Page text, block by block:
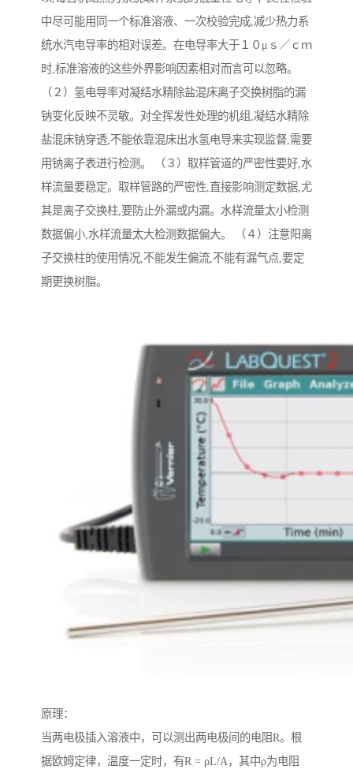
中尽可能用同一个标准溶液、一次校验完成,减少热力系
统水汽电导率的相对误差。在电导率大于１０μｓ／ｃｍ
时,标准溶液的这些外界影响因素相对而言可以忽略。
（２）氢电导率对凝结水精除盐混床离子交换树脂的漏
钠变化反映不灵敏。对全挥发性处理的机组,凝结水精除
盐混床钠穿透,不能依靠混床出水氢电导来实现监督,需要
用钠离子表进行检测。 （３）取样管道的严密性要好,水
样流量要稳定。取样管路的严密性,直接影响测定数据,尤
其是离子交换柱,要防止外漏或内漏。水样流量太小检测
数据偏小,水样流量太大检测数据偏大。 （４）注意阳离
子交换柱的使用情况,不能发生偏流,不能有漏气点,要定
期更换树脂。
原理：
当两电极插入溶液中，可以测出两电极间的电阻R。根
据欧姆定律，温度一定时，有R = ρL/A，其中ρ为电阻